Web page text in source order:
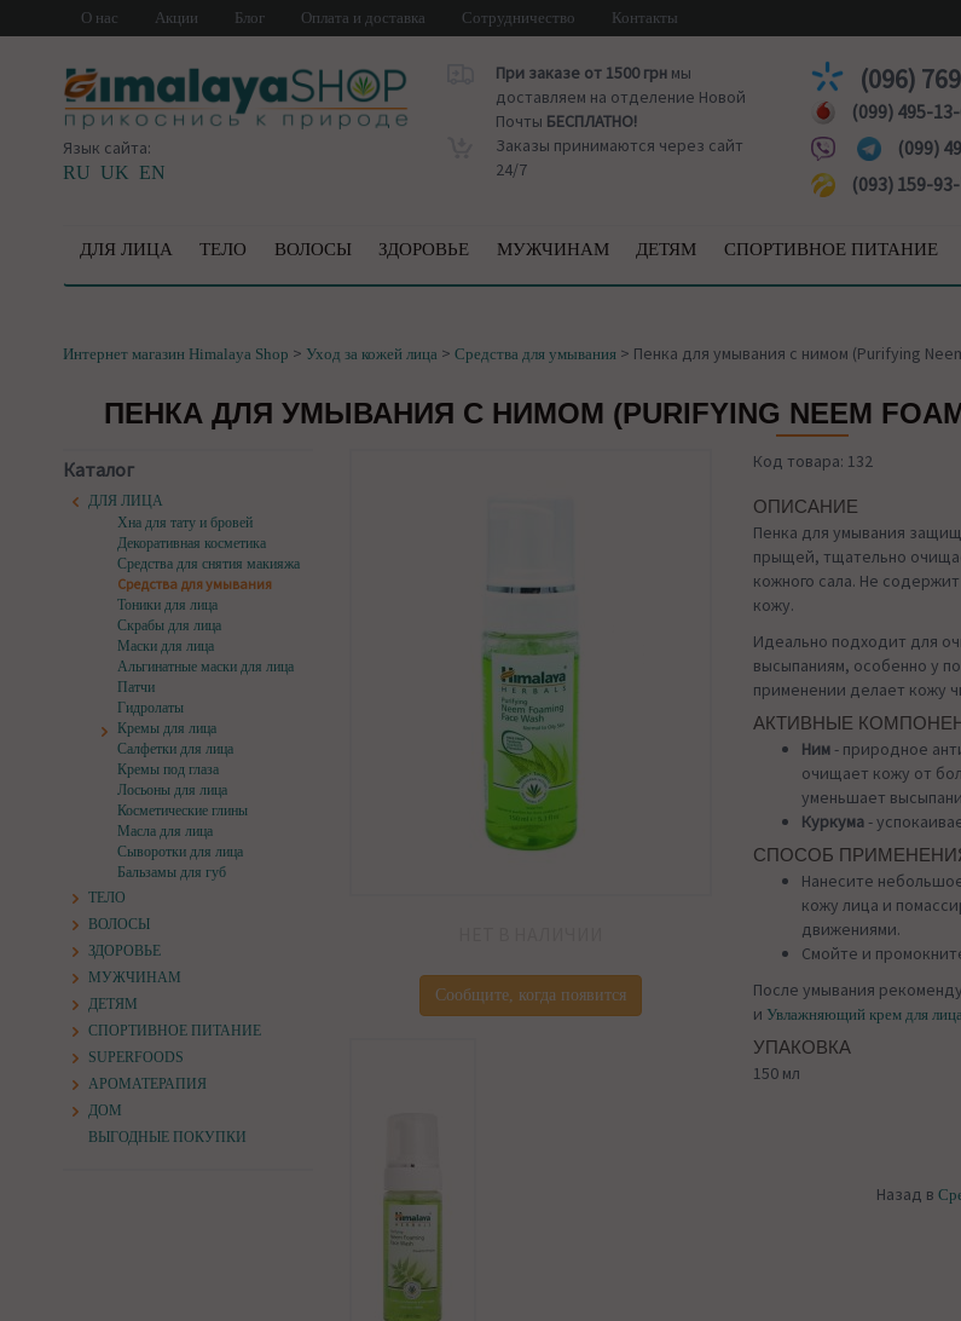
О нас Акции Блог Оплата и доставка Сотрудничество Контакты
Язык сайта:
RU UK EN
При заказе от 1500 грнмы
доставляем на отделение Новой
Почты БЕСПЛАТНО!
Заказы принимаются через сайт
24/7
(096)
(099) 495-
(099)
(093) 159-
ДЛЯ ЛИЦА ТЕЛО ВОЛОСЫ ЗДОРОВЬЕ МУЖЧИНАМ ДЕТЯМ СПОРТИВНОЕ ПИТАНИЕ
Интернет магазин Himalaya Shop > Уход за кожей лица > Средства для умывания > Пенка для умывания с нимом (Purifying
ПЕНКА ДЛЯ УМЫВАНИЯ С НИМОМ (PURIFYING NEEM
Каталог
ДЛЯ ЛИЦА
Хна для тату и бровей
Декоративная косметика
Средства для снятия макияжа
Средства для умывания
Тоники для лица
Скрабы для лица
Маски для лица
Альгинатные маски для лица
Патчи
Гидролаты
Кремы для лица
Салфетки для лица
Кремы под глаза
Лосьоны для лица
Косметические глины
Масла для лица
Сыворотки для лица
Бальзамы для губ
ТЕЛО
ВОЛОСЫ
ЗДОРОВЬЕ
МУЖЧИНАМ
ДЕТЯМ
СПОРТИВНОЕ ПИТАНИЕ
SUPERFOODS
АРОМАТЕРАПИЯ
ДОМ
ВЫГОДНЫЕ ПОКУПКИ
Сообщите, когда появится
Код товара: 132
ОПИСАНИЕ
Пенка для умывания
прыщей, тщательно
кожного сала. Не
кожу.
Идеально подходит для
высыпаниям, особенно у
применении делает кожу
АКТИВНЫЕ
Ним - природное
очищает кожу от
уменьшает
Куркума -
СПОСОБ
Нанесите
кожу лица и
движениями.
Смойте и
После умывания
и Увлажняющий крем для лица
УПАКОВКА
150 мл
Назад в